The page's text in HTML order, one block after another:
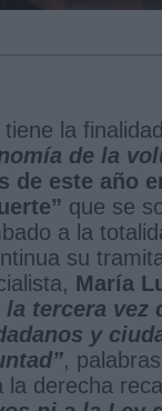
la
de la
este año
que se
a la
su
María
la tercera vez
y
,
derecha